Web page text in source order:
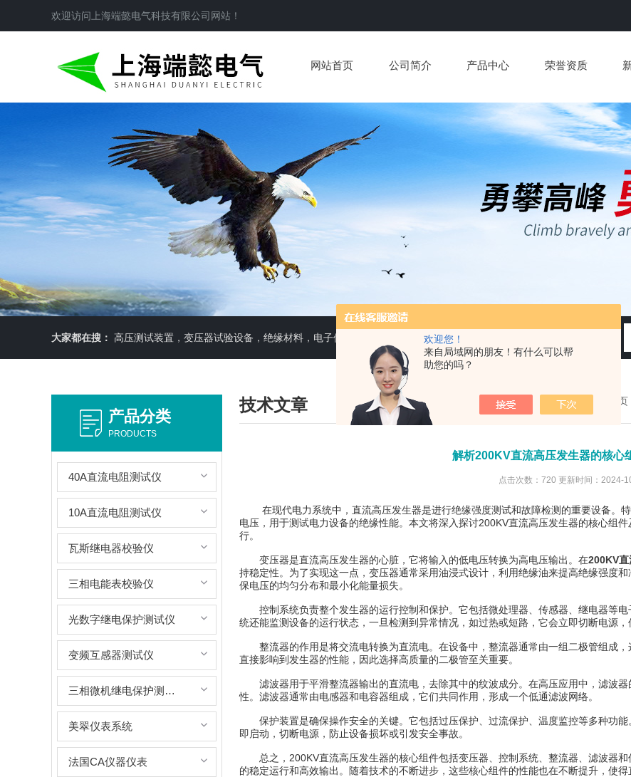
欢迎您！
来自局域网的朋友！有什么可以帮
助您的吗？
欢迎访问 上海端懿电气科技有限公司 网站！
网站首页 公司简介 产品中心 荣誉资质
大家都在搜： 高压测试装置，变压器试验设备，绝缘材料，电子仪器仪表
产品分类
PRODUCTS
40A直流电阻测试仪
10A直流电阻测试仪
瓦斯继电器校验仪
三相电能表校验仪
光数字继电保护测试仪
变频互感器测试仪
三相微机继电保护测试仪
美翠仪表系统
法国CA仪器仪表
技术文章 您现在的位置： 首页
解析200KV直流高压发生器的核心
点击次数：720 更新时间：2024-
在现代电力系统中，直流高压发生器是进行绝缘强度测试和故障检测的重要设备。
电压，用于测试电力设备的绝缘性能。本文将深入探讨200KV直流高压发生器的核心组
行。
变压器是直流高压发生器的心脏，它将输入的低电压转换为高电压输出。在200KV
持稳定性。为了实现这一点，变压器通常采用油浸式设计，利用绝缘油来提高绝缘强度
保电压的均匀分布和最小化能量损失。
控制系统负责整个发生器的运行控制和保护。它包括微处理器、传感器、继电器等电
统还能监测设备的运行状态，一旦检测到异常情况，如过热或短路，它会立即切断电源，
整流器的作用是将交流电转换为直流电。在设备中，整流器通常由一组二极管组成，
直接影响到发生器的性能，因此选择高质量的二极管至关重要。
滤波器用于平滑整流器输出的直流电，去除其中的纹波成分。在高压应用中，滤波器
性。滤波器通常由电感器和电容器组成，它们共同作用，形成一个低通滤波网络。
保护装置是确保操作安全的关键。它包括过压保护、过流保护、温度监控等多种功能
即启动，切断电源，防止设备损坏或引发安全事故。
总之，200KV直流高压发生器的核心组件包括变压器、控制系统、整流器、滤波器和
的稳定运行和高效输出。随着技术的不断进步，这些核心组件的性能也在不断提升，使